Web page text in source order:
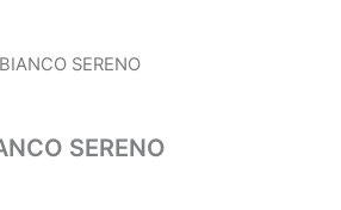
SERENO
SERENO